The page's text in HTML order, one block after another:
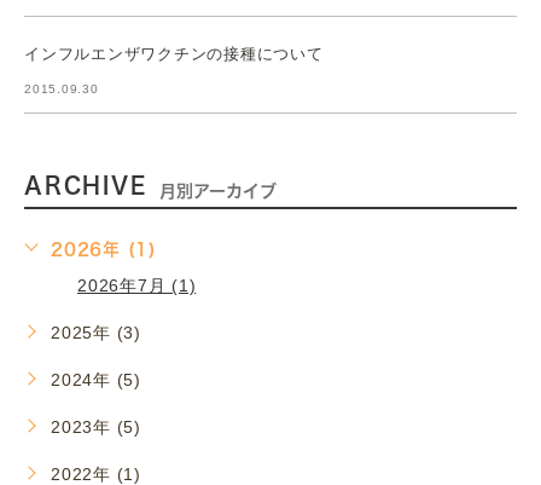
インフルエンザワクチンの接種について
2015.09.30
ARCHIVE 月別アーカイブ
2026年 (1)
2026年7月 (1)
2025年 (3)
2024年 (5)
2023年 (5)
2022年 (1)